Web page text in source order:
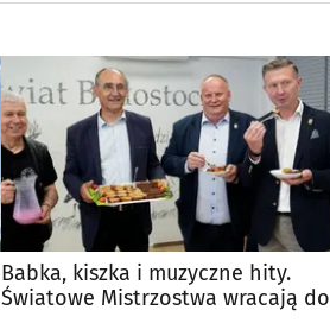
Babka, kiszka i muzyczne hity.
Światowe Mistrzostwa wracają do